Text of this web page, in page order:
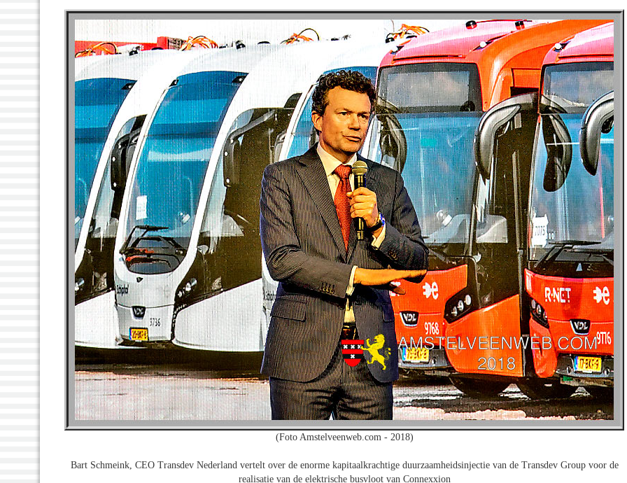
(Foto Amstelveenweb.com - 2018)
Bart Schmeink, CEO Transdev Nederland vertelt over de enorme kapitaalkrachtige duurzaamheidsinjectie van de Transdev Group voor de
realisatie van de elektrische busvloot van Connexxion